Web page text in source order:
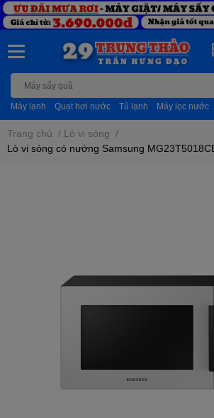
Máy lạnh Quạt hơi nước Tủ lạnh Máy lọc nước
Trang chủ / Lò vi sóng /
Lò vi sóng có nướng Samsung